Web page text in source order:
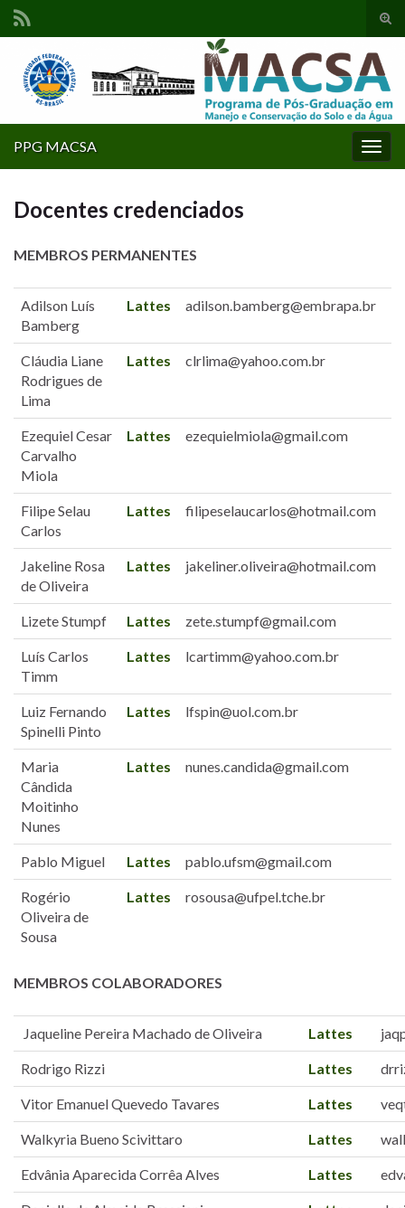
de
PPG MACSA
Docentes credenciados
MEMBROS PERMANENTES
Adilson Luís
Bamberg
Lattes adilson.bamberg@embrapa.br
Cláudia Liane
Rodrigues de
Lima
Lattes clrlima@yahoo.com.br
Ezequiel Cesar
Carvalho
Miola
Lattes ezequielmiola@gmail.com
Filipe Selau
Carlos
Lattes filipeselaucarlos@hotmail.com
Jakeline Rosa
de Oliveira
Lattes jakeliner.oliveira@hotmail.com
Lizete Stumpf Lattes zete.stumpf@gmail.com
Luís Carlos
Timm
Lattes lcartimm@yahoo.com.br
Luiz Fernando
Spinelli Pinto
Lattes lfspin@uol.com.br
Maria
Cândida
Moitinho
Nunes
Lattes nunes.candida@gmail.com
Pablo Miguel Lattes pablo.ufsm@gmail.com
Rogério
Oliveira de
Sousa
Lattes rosousa@ufpel.tche.br
MEMBROS COLABORADORES
Jaqueline Pereira Machado de Oliveira Lattes
Rodrigo Rizzi Lattes
Vitor Emanuel Quevedo Tavares Lattes
Walkyria Bueno Scivittaro Lattes
Edvânia Aparecida Corrêa Alves Lattes